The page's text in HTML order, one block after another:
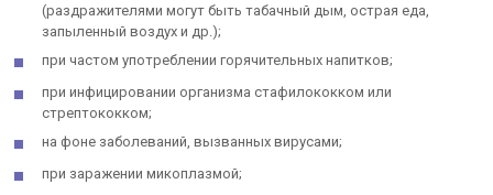
(раздражителями могут быть табачный дым, острая еда,
запыленный воздух и др.);
при частом употреблении горячительных напитков;
при инфицировании организма стафилококком или
стрептококком;
на фоне заболеваний, вызванных вирусами;
при заражении микоплазмой;